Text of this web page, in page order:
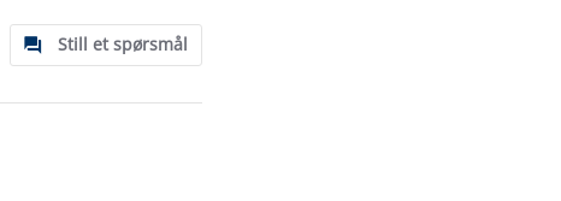
Still et spørsmål